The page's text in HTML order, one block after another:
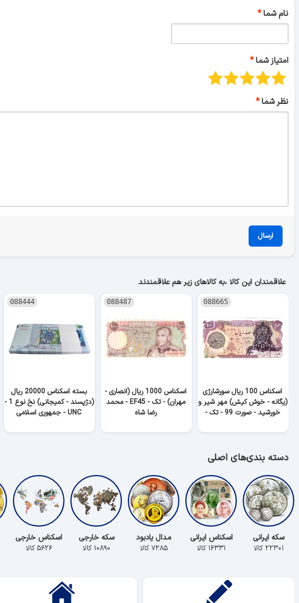
نام شما
امتیاز شما
نظر شما
ارسال
علاقمندان این کالا ،به کالاهای زیر هم علاقمندند
088665
اسکناس 100 ریال سورشارژی
(یگانه - خوش کیش) مهر شیر و
خورشید - صورت 99 - تک -
088487
اسکناس 1000 ریال (انصاری -
مهران) - تک - EF45 - محمد
رضا شاه
088444
بسته اسکناس 20000 ریال
(دژپسند - کمیجانی) نخ نوع 1 -
UNC - جمهوری اسلامی
دسته بندی‌های اصلی
سکه ایرانی
۲۲۳۰۱ کالا
اسکناس ایرانی
۱۶۳۳۱ کالا
مدال یادبود
۷۲۸۵ کالا
سکه خارجی
۱۰۸۹۰ کالا
اسکناس خارجی
۵۶۲۶ کالا